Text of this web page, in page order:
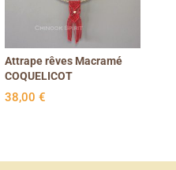
Attrape rêves Macramé
COQUELICOT
38,00€